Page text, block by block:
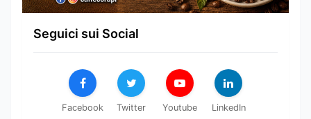
Seguici sui Social
Facebook Twitter Youtube LinkedIn